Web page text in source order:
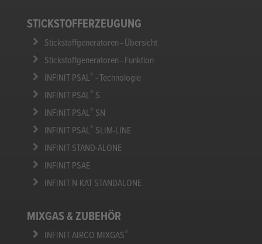
EuroBLECH 2024
Blechexpo 2021
Digitalisierung
STICKSTOFFERZEUGUNG
Stickstoffgeneratoren - Übersicht
INFINIT PSAL®- Technologie
INFINIT PSAL®S